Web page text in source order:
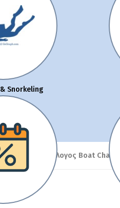
Snorkeling
Τιμοκατάλογος Boat Charter